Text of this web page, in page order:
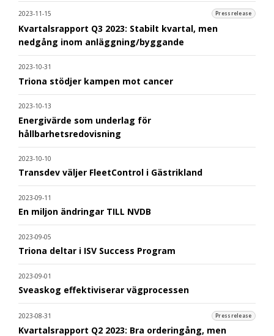
2023-11-15 Pressrelease
Kvartalsrapport Q3 2023: Stabilt kvartal, men
nedgång inom anläggning/byggande
2023-10-31
Triona stödjer kampen mot cancer
2023-10-13
Energivärde som underlag för
hållbarhetsredovisning
2023-10-10
Transdev väljer FleetControl i Gästrikland
2023-09-11
En miljon ändringar TILL NVDB
2023-09-05
Triona deltar i ISV Success Program
2023-09-01
Sveaskog effektiviserar vägprocessen
2023-08-31 Pressrelease
Kvartalsrapport Q2 2023: Bra orderingång, men